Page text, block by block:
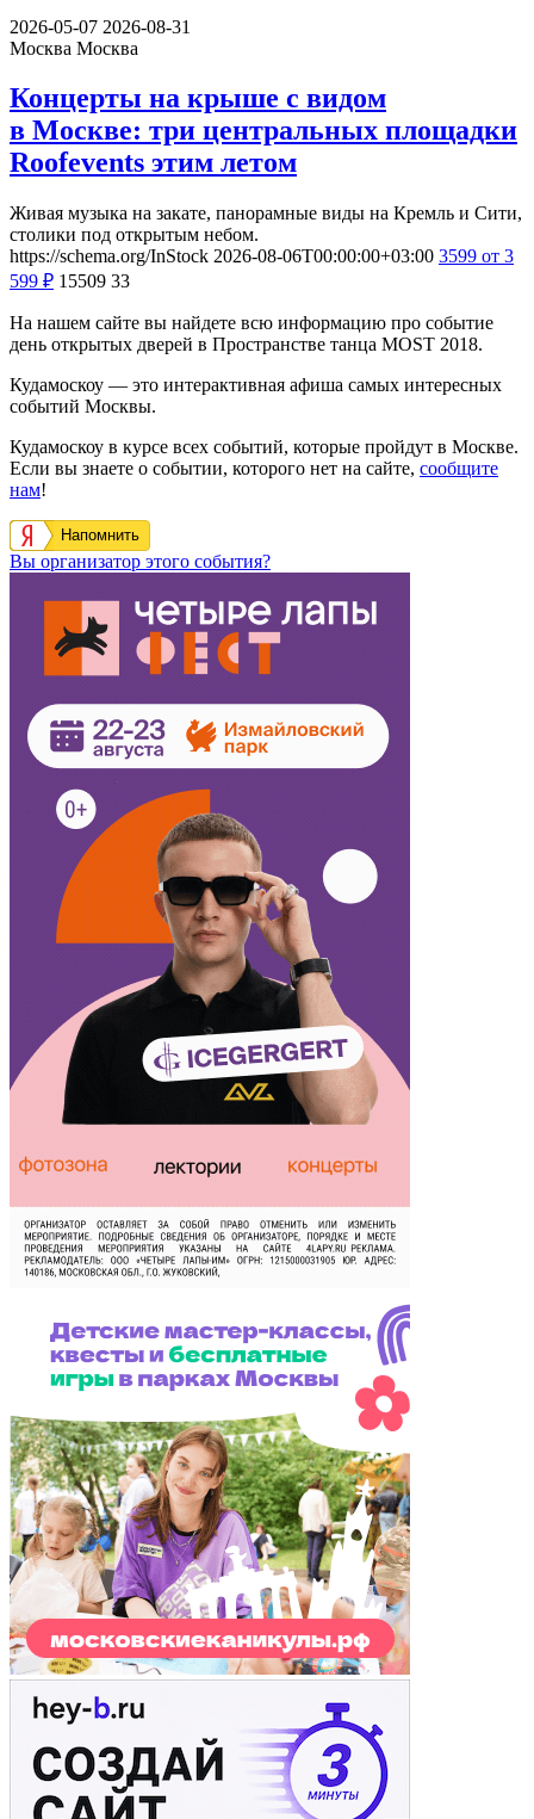
2026-05-07 2026-08-31
Москва Москва
Концерты на крыше с видом
в Москве: три центральных площадки
Roofevents этим летом
Живая музыка на закате, панорамные виды на Кремль и Сити,
столики под открытым небом.
https://schema.org/InStock 2026-08-06T00:00:00+03:00 3599 от 3
599 ₽ 15509 33
На нашем сайте вы найдете всю информацию про событие
день открытых дверей в Пространстве танца MOST 2018.
Кудамоскоу — это интерактивная афиша самых интересных
событий Москвы.
Кудамоскоу в курсе всех событий, которые пройдут в Москве.
Если вы знаете о событии, которого нет на сайте, сообщите
нам!
Напомнить
Вы организатор этого события?